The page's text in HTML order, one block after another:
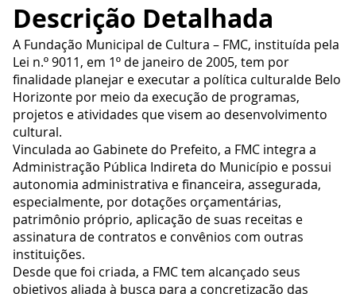
Descrição Detalhada
A Fundação Municipal de Cultura – FMC, instituída pela
Lei n.º 9011, em 1º de janeiro de 2005, tem por
finalidade planejar e executar a política culturalde Belo
Horizonte por meio da execução de programas,
projetos e atividades que visem ao desenvolvimento
cultural.
Vinculada ao Gabinete do Prefeito, a FMC integra a
Administração Pública Indireta do Município e possui
autonomia administrativa e financeira, assegurada,
especialmente, por dotações orçamentárias,
patrimônio próprio, aplicação de suas receitas e
assinatura de contratos e convênios com outras
instituições.
Desde que foi criada, a FMC tem alcançado seus
objetivos aliada à busca para a concretização das